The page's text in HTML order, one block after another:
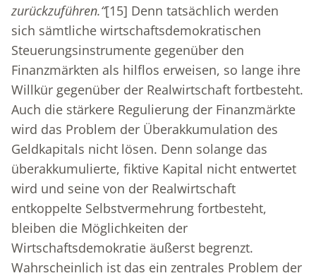
zurückzuführen.“[15] Denn tatsächlich werden
sich sämtliche wirtschaftsdemokratischen
Steuerungsinstrumente gegenüber den
Finanzmärkten als hilflos erweisen, so lange ihre
Willkür gegenüber der Realwirtschaft fortbesteht.
Auch die stärkere Regulierung der Finanzmärkte
wird das Problem der Überakkumulation des
Geldkapitals nicht lösen. Denn solange das
überakkumulierte, fiktive Kapital nicht entwertet
wird und seine von der Realwirtschaft
entkoppelte Selbstvermehrung fortbesteht,
bleiben die Möglichkeiten der
Wirtschaftsdemokratie äußerst begrenzt.
Wahrscheinlich ist das ein zentrales Problem der